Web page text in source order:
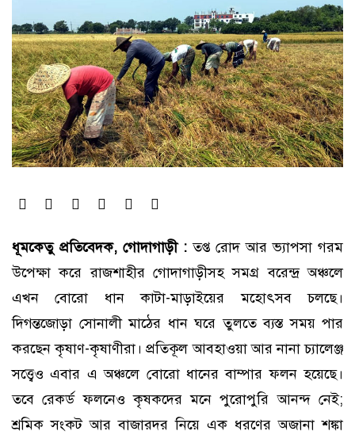
ধূমকেতু প্রতিবেদক, গোদাগাড়ী :তপ্ত রোদ আর ভ্যাপসা গরম
উপেক্ষা করে রাজশাহীর গোদাগাড়ীসহ সমগ্র বরেন্দ্র অঞ্চলে
এখন বোরো ধান কাটা-মাড়াইয়ের মহোৎসব চলছে।
দিগন্তজোড়া সোনালী মাঠের ধান ঘরে তুলতে ব্যস্ত সময় পার
করছেন কৃষাণ-কৃষাণীরা। প্রতিকূল আবহাওয়া আর নানা চ্যালেঞ্জ
সত্ত্বেও এবার এ অঞ্চলে বোরো ধানের বাম্পার ফলন হয়েছে।
তবে রেকর্ড ফলনেও কৃষকদের মনে পুরোপুরি আনন্দ নেই;
শ্রমিক সংকট আর বাজারদর নিয়ে এক ধরণের অজানা শঙ্কা